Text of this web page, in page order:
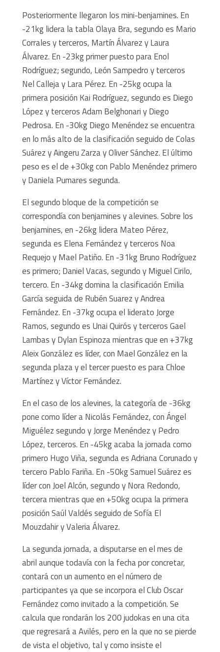
Posteriormente llegaron los mini-benjamines. En
-21kg lidera la tabla Olaya Bra, segundo es Mario
Corrales y terceros, Martín Álvarez y Laura
Álvarez. En -23kg primer puesto para Enol
Rodríguez; segundo, León Sampedro y terceros
Nel Calleja y Lara Pérez. En -25kg ocupa la
primera posición Kai Rodríguez, segundo es Diego
López y terceros Adam Belghonari y Diego
Pedrosa. En -30kg Diego Menéndez se encuentra
en lo más alto de la clasificación seguido de Colas
Suárez y Aingeru Zarza y Oliver Sánchez. El último
peso es el de +30kg con Pablo Menéndez primero
y Daniela Pumares segunda.
El segundo bloque de la competición se
correspondía con benjamines y alevines. Sobre los
benjamines, en -26kg lidera Mateo Pérez,
segunda es Elena Fernández y terceros Noa
Requejo y Mael Patiño. En -31kg Bruno Rodríguez
es primero; Daniel Vacas, segundo y Miguel Cirilo,
tercero. En -34kg domina la clasificación Emilia
García seguida de Rubén Suarez y Andrea
Fernández. En -37kg ocupa el liderato Jorge
Ramos, segundo es Unai Quirós y terceros Gael
Lambas y Dylan Espinoza mientras que en +37kg
Aleix González es líder, con Mael González en la
segunda plaza y el tercer puesto es para Chloe
Martínez y Víctor Fernández.
En el caso de los alevines, la categoría de -36kg
pone como líder a Nicolás Fernández, con Ángel
Miguélez segundo y Jorge Menéndez y Pedro
López, terceros. En -45kg acaba la jornada como
primero Hugo Viña, segunda es Adriana Corunado y
tercero Pablo Fariña. En -50kg Samuel Suárez es
líder con Joel Alcón, segundo y Nora Redondo,
tercera mientras que en +50kg ocupa la primera
posición Saúl Valdés seguido de Sofía El
Mouzdahir y Valeria Álvarez.
La segunda jornada, a disputarse en el mes de
abril aunque todavía con la fecha por concretar,
contará con un aumento en el número de
participantes ya que se incorpora el Club Oscar
Fernández como invitado a la competición. Se
calcula que rondarán los 200 judokas en una cita
que regresará a Avilés, pero en la que no se pierde
de vista el objetivo, tal y como insiste el